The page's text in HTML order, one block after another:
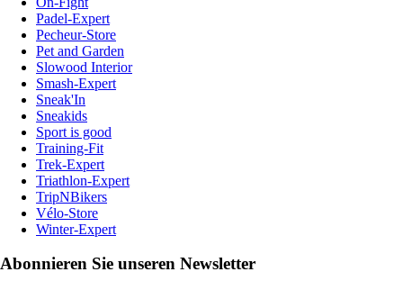
Padel-Expert
Pecheur-Store
Pet and Garden
Slowood Interior
Smash-Expert
Sneak'In
Sneakids
Sport is good
Training-Fit
Trek-Expert
Triathlon-Expert
TripNBikers
Vélo-Store
Winter-Expert
Abonnieren Sie unseren Newsletter